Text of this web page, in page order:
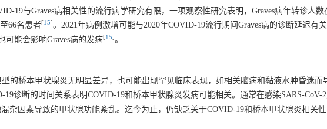
19与Graves病相关性的流行病学研究有限，一项观察性研究表明，Graves病年转诊人数
66名患者[15]。2021年病例激增可能与2020年COVID-19流行期间Graves病的诊断延迟有
能会影响Graves病的发病[15]。
的桥本甲状腺炎无明显差异，也可能出现罕见临床表现，如相关脑病和黏液水肿昏迷而
诊断的时间关系表明COVID-19和桥本甲状腺炎发病可能相关。通常在感染SARS-CoV-
杂因素导致的甲状腺功能紊乱。迄今为止，仍缺乏关于COVID-19和桥本甲状腺炎相关